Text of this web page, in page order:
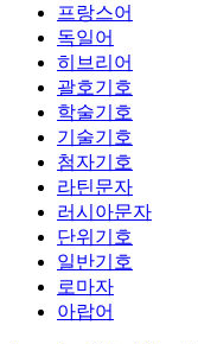
프랑스어
독일어
히브리어
괄호기호
학술기호
기술기호
첨자기호
라틴문자
러시아문자
단위기호
일반기호
로마자
아랍어